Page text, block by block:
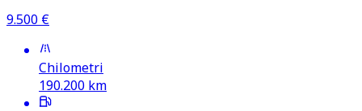
9.500 €
Chilometri
190.200 km